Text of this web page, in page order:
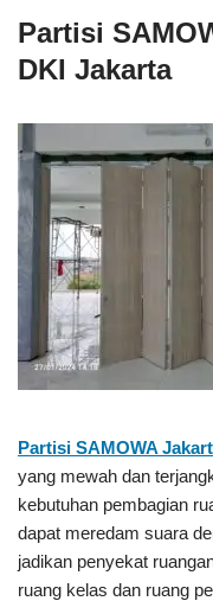
Partisi
DKI Jakarta
Partisi SAMOWA
yang mewah dan
kebutuhan pembagian
dapat meredam suara
jadikan penyekat
ruang kelas dan ruang